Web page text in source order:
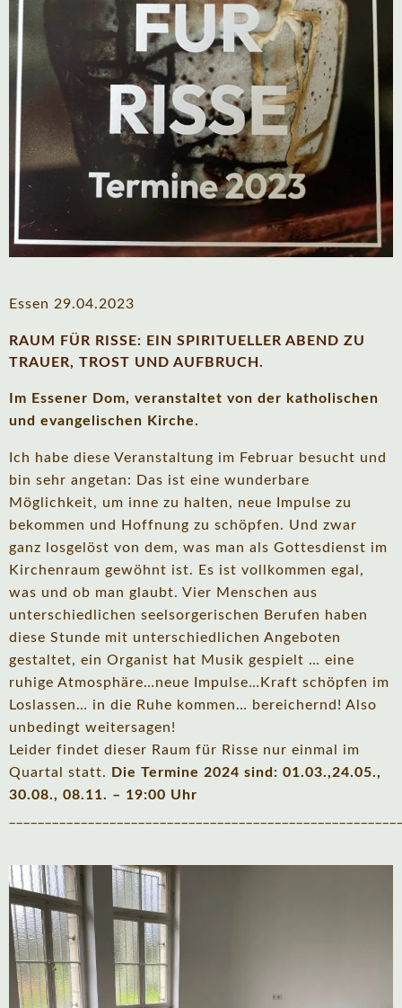
Essen 29.04.2023
RAUM FÜR RISSE: EIN SPIRITUELLER ABEND ZU
TRAUER, TROST UND AUFBRUCH.
Im Essener Dom, veranstaltet von der katholischen
und evangelischen Kirche.
Ich habe diese Veranstaltung im Februar besucht und
bin sehr angetan: Das ist eine wunderbare
Möglichkeit, um inne zu halten, neue Impulse zu
bekommen und Hoffnung zu schöpfen. Und zwar
ganz losgelöst von dem, was man als Gottesdienst im
Kirchenraum gewöhnt ist. Es ist vollkommen egal,
was und ob man glaubt. Vier Menschen aus
unterschiedlichen seelsorgerischen Berufen haben
diese Stunde mit unterschiedlichen Angeboten
gestaltet, ein Organist hat Musik gespielt … eine
ruhige Atmosphäre…neue Impulse…Kraft schöpfen im
Loslassen… in die Ruhe kommen… bereichernd! Also
unbedingt weitersagen!
Leider findet dieser Raum für Risse nur einmal im
Quartal statt.
Die Termine 2024 sind: 01.03.,24.05.,
30.08., 08.11. – 19:00 Uhr